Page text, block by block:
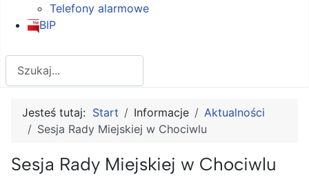
Telefony alarmowe
BIP
Jesteś tutaj: Start Informacje
Aktualności
Sesja Rady Miejskiej w Chociwlu
Sesja Rady Miejskiej w Chociwlu